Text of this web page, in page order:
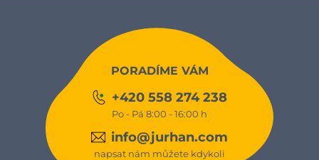
PORADÍME VÁM
+420 558 274 238
Po - Pá 8:00 - 16:00 h
info@jurhan.com
napsat nám můžete kdykoli